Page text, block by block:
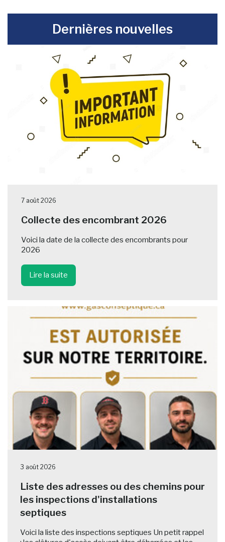
Dernières nouvelles
7 août 2026
Collecte des encombrant 2026
Voici la date de la collecte des encombrants pour
2026
Lire la suite
3 août 2026
Liste des adresses ou des chemins pour
les inspections d'installations
septiques
Voici la liste des inspections septiques Un petit rappel